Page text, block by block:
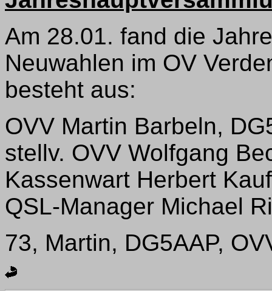
Am 28.01. fand die
Neuwahlen im OV
besteht aus:
OVV Martin Barbeln,
stellv. OVV Wolfgang
Kassenwart Herbert
QSL-Manager Michael
73, Martin, DG5AAP,